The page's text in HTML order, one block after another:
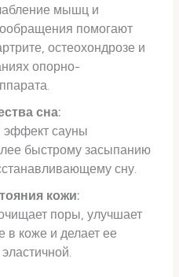
мышц и
помогают
остеохондрозе и
опорно-
сна:
эффект сауны
быстрому засыпанию
сну.
кожи:
поры, улучшает
в коже и делает ее